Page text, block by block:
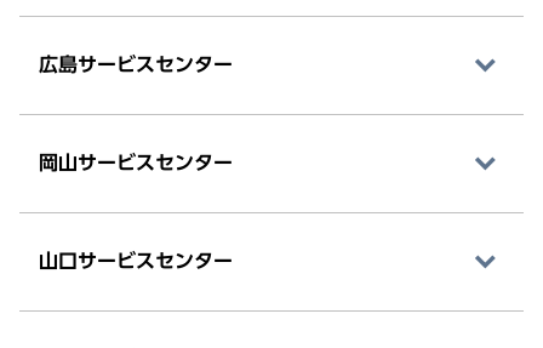
広島サービスセンター
岡山サービスセンター
山口サービスセンター